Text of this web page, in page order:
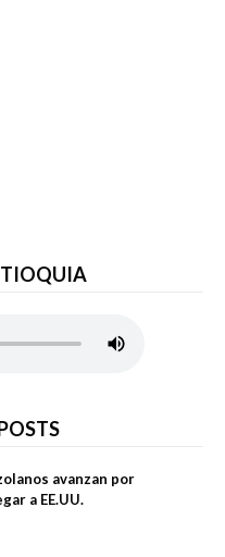
avanzan por
a EE.UU.